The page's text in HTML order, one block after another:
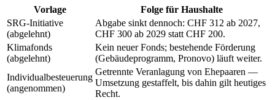
Vorlage
Folge für Haushalte
SRG-Initiative
(abgelehnt)
Abgabe sinkt dennoch: CHF 312 ab 2027,
CHF 300 ab 2029 statt CHF 200.
Klimafonds
(abgelehnt)
Kein neuer Fonds; bestehende Förderung
(Gebäudeprogramm, Pronovo) läuft weiter.
Individualbesteuerung
(angenommen)
Getrennte Veranlagung von Ehepaaren —
Umsetzung gestaffelt, bis dahin gilt heutiges
Recht.